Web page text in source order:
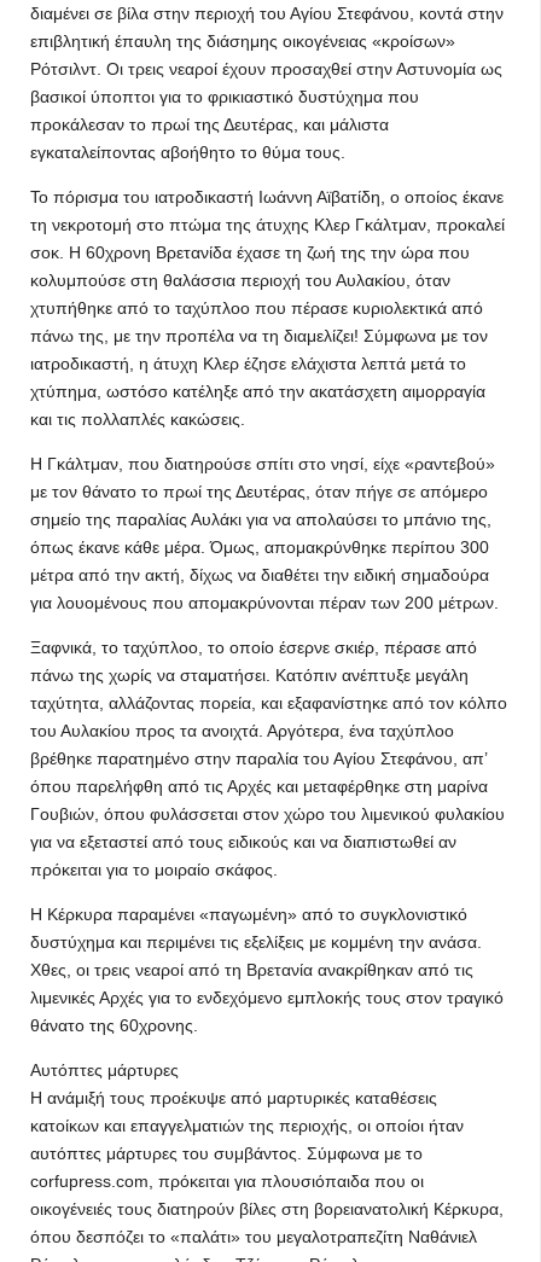
διαμένει σε βίλα στην περιοχή του Αγίου Στεφάνου, κοντά στην
επιβλητική έπαυλη της διάσημης οικογένειας «κροίσων»
Ρότσιλντ. Οι τρεις νεαροί έχουν προσαχθεί στην Αστυνομία ως
βασικοί ύποπτοι για το φρικιαστικό δυστύχημα που
προκάλεσαν το πρωί της Δευτέρας, και μάλιστα
εγκαταλείποντας αβοήθητο το θύμα τους.
Το πόρισμα του ιατροδικαστή Ιωάννη Αϊβατίδη, ο οποίος έκανε
τη νεκροτομή στο πτώμα της άτυχης Κλερ Γκάλτμαν, προκαλεί
σοκ. Η 60χρονη Βρετανίδα έχασε τη ζωή της την ώρα που
κολυμπούσε στη θαλάσσια περιοχή του Αυλακίου, όταν
χτυπήθηκε από το ταχύπλοο που πέρασε κυριολεκτικά από
πάνω της, με την προπέλα να τη διαμελίζει! Σύμφωνα με τον
ιατροδικαστή, η άτυχη Κλερ έζησε ελάχιστα λεπτά μετά το
χτύπημα, ωστόσο κατέληξε από την ακατάσχετη αιμορραγία
και τις πολλαπλές κακώσεις.
Η Γκάλτμαν, που διατηρούσε σπίτι στο νησί, είχε «ραντεβού»
με τον θάνατο το πρωί της Δευτέρας, όταν πήγε σε απόμερο
σημείο της παραλίας Αυλάκι για να απολαύσει το μπάνιο της,
όπως έκανε κάθε μέρα. Όμως, απομακρύνθηκε περίπου 300
μέτρα από την ακτή, δίχως να διαθέτει την ειδική σημαδούρα
για λουομένους που απομακρύνονται πέραν των 200 μέτρων.
Ξαφνικά, το ταχύπλοο, το οποίο έσερνε σκιέρ, πέρασε από
πάνω της χωρίς να σταματήσει. Κατόπιν ανέπτυξε μεγάλη
ταχύτητα, αλλάζοντας πορεία, και εξαφανίστηκε από τον κόλπο
του Αυλακίου προς τα ανοιχτά. Αργότερα, ένα ταχύπλοο
βρέθηκε παρατημένο στην παραλία του Αγίου Στεφάνου, απ’
όπου παρελήφθη από τις Αρχές και μεταφέρθηκε στη μαρίνα
Γουβιών, όπου φυλάσσεται στον χώρο του λιμενικού φυλακίου
για να εξεταστεί από τους ειδικούς και να διαπιστωθεί αν
πρόκειται για το μοιραίο σκάφος.
Η Κέρκυρα παραμένει «παγωμένη» από το συγκλονιστικό
δυστύχημα και περιμένει τις εξελίξεις με κομμένη την ανάσα.
Χθες, οι τρεις νεαροί από τη Βρετανία ανακρίθηκαν από τις
λιμενικές Αρχές για το ενδεχόμενο εμπλοκής τους στον τραγικό
θάνατο της 60χρονης.
Αυτόπτες μάρτυρες
Η ανάμιξή τους προέκυψε από μαρτυρικές καταθέσεις
κατοίκων και επαγγελματιών της περιοχής, οι οποίοι ήταν
αυτόπτες μάρτυρες του συμβάντος. Σύμφωνα με το
corfupress.com, πρόκειται για πλουσιόπαιδα που οι
οικογένειές τους διατηρούν βίλες στη βορειανατολική Κέρκυρα,
όπου δεσπόζει το «παλάτι» του μεγαλοτραπεζίτη Ναθάνιελ